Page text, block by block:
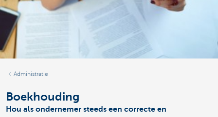
Administratie
Boekhouding
Hou als ondernemer steeds een correcte en